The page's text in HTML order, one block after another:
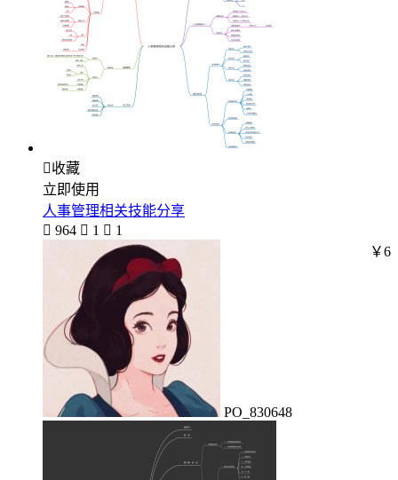
收藏
立即使用
人事管理相关技能分享
 964  1  1
PO_830648
￥6